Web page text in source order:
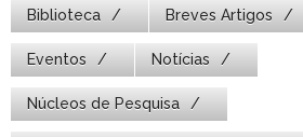
Biblioteca Breves Artigos
Eventos Notícias
Núcleos de Pesquisa